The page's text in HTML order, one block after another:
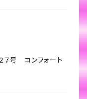
７号 コンフォート